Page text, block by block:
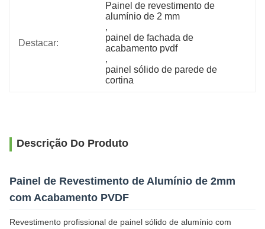
Destacar:
Painel de revestimento de
alumínio de 2 mm
,
painel de fachada de
acabamento pvdf
,
painel sólido de parede de
cortina
Descrição Do Produto
Painel de Revestimento de Alumínio de 2mm
com Acabamento PVDF
Revestimento profissional de painel sólido de alumínio com